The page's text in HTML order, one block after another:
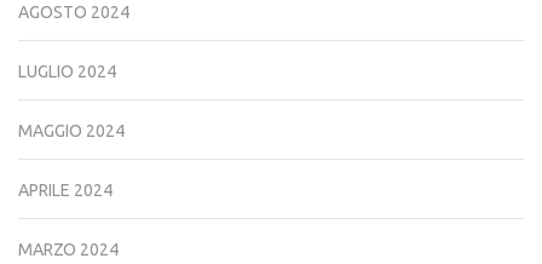
AGOSTO 2024
LUGLIO 2024
MAGGIO 2024
APRILE 2024
MARZO 2024